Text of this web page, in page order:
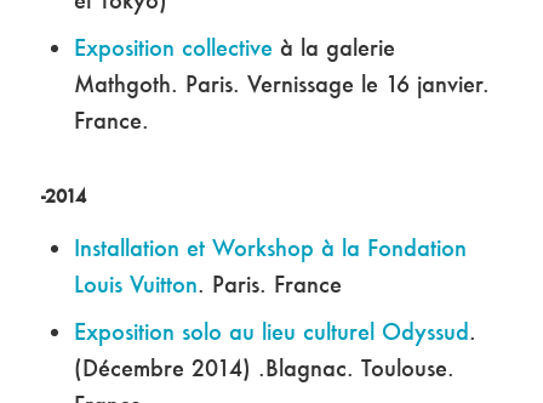
Exposition collective à la galerie
Mathgoth. Paris. Vernissage le 16 janvier.
France.
-2014
Installation et Workshop à la Fondation
Louis Vuitton. Paris. France
Exposition solo au lieu culturel Odyssud.
(Décembre 2014) .Blagnac. Toulouse.